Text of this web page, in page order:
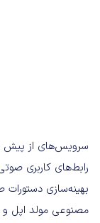
رابط‌های کاربری
بهینه‌سازی
مصنوعی مولد اپل و